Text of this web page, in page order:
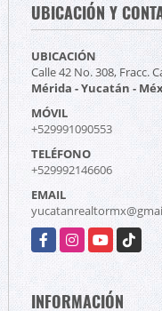
UBICACIÓN Y
UBICACIÓN
Calle 42 No. 308, Fracc.
Mérida - Yucatán -
MÓVIL
+529991090553
TELÉFONO
+529992146606
EMAIL
FacebookInstagramYouTubeTikTok
INFORMACIÓN